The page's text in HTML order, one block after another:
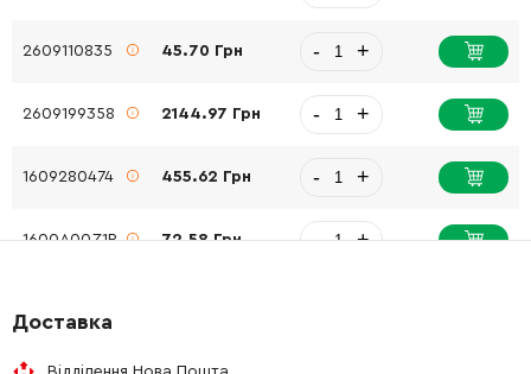
2609110835 45.70 Грн - +
2609199358 2144.97 Грн - +
1609280474 455.62 Грн - +
1600A00Z1P 72.58 Грн - +
2609111078 26.88 Грн
Доставка